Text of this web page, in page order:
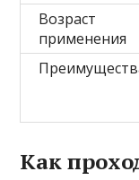
Возраст
применения
Как